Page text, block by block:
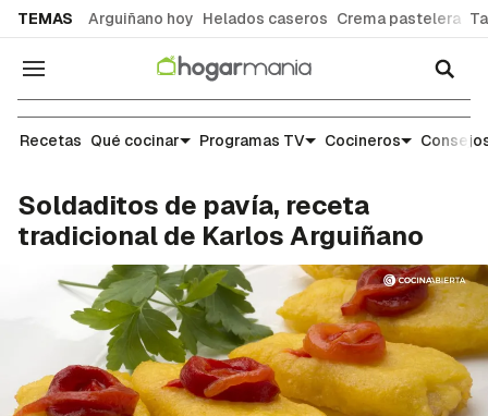
TEMAS Arguiñano hoy Helados caseros Crema pastelera
Navegación
Recetas
Recetas Qué cocinar Programas TV Cocineros
Soldaditos de pavía, receta
tradicional de Karlos Arguiñano